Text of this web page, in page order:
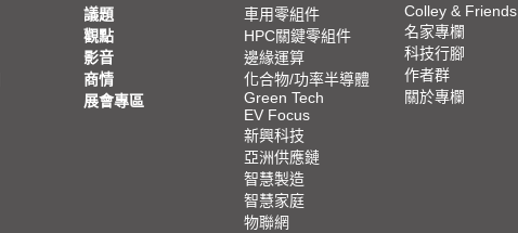
議題
觀點
影音
商情
展會專區
車用零組件
HPC關鍵零組件
邊緣運算
化合物/功率半導體
Green Tech
EV Focus
新興科技
亞洲供應鏈
智慧製造
智慧家庭
物聯網
Colley & Friends
名家專欄
科技行腳
作者群
關於專欄